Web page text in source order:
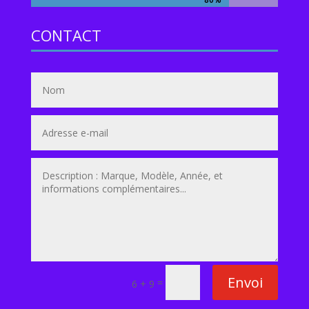
CONTACT
6 + 9 = Envoi